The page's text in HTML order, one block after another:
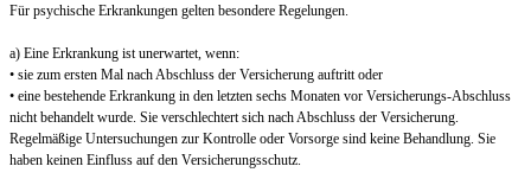
Für psychische Erkrankungen gelten besondere Regelungen.
a) Eine Erkrankung ist unerwartet, wenn:
• sie zum ersten Mal nach Abschluss der Versicherung auftritt oder
• eine bestehende Erkrankung in den letzten sechs Monaten vor Versicherungs-Abschluss
nicht behandelt wurde. Sie verschlechtert sich nach Abschluss der Versicherung.
Regelmäßige Untersuchungen zur Kontrolle oder Vorsorge sind keine Behandlung. Sie
haben keinen Einfluss auf den Versicherungsschutz.